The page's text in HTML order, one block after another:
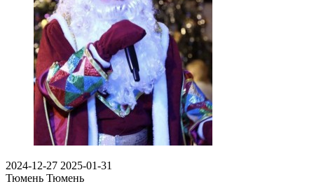
2024-12-27 2025-01-31
Тюмень Тюмень